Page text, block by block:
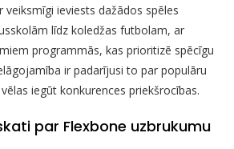
veiksmīgi ieviests dažādos spēles
līdz koledžas futbolam, ar
programmās, kas prioritizē spēcīgu
ir padarījusi to par populāru
iegūt konkurences priekšrocības.
par Flexbone uzbrukumu